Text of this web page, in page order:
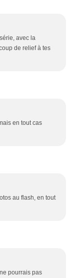
avec la
de relief à tes
en tout cas
au flash, en tout
pourrais pas